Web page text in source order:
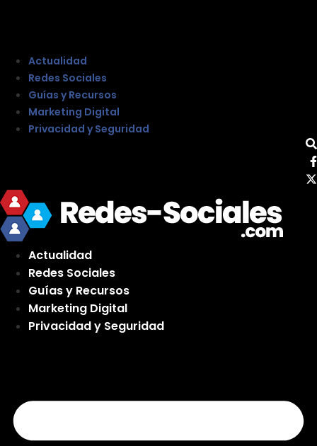
Actualidad
Redes Sociales
Guías y Recursos
Marketing Digital
Privacidad y Seguridad
Actualidad
Redes Sociales
Guías y Recursos
Marketing Digital
Privacidad y Seguridad